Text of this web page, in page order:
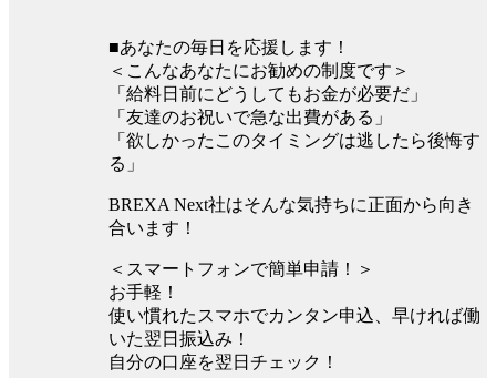
■あなたの毎日を応援します！
＜こんなあなたにお勧めの制度です＞
「給料日前にどうしてもお金が必要だ」
「友達のお祝いで急な出費がある」
「欲しかったこのタイミングは逃したら後悔す
る」
BREXA Next社はそんな気持ちに正面から向き
合います！
＜スマートフォンで簡単申請！＞
お手軽！
使い慣れたスマホでカンタン申込、早ければ働
いた翌日振込み！
自分の口座を翌日チェック！